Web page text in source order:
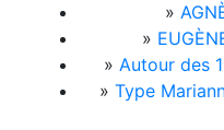
»
»
» Autour des
» Type